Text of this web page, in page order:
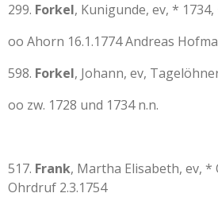
299. Forkel, Kunigunde, ev, * 1734,
oo Ahorn 16.1.1774 Andreas
598. Forkel, Johann, ev,
oo zw. 1728 und 1734 n.n.
517. Frank, Martha Elisabeth, ev, *
Ohrdruf 2.3.1754